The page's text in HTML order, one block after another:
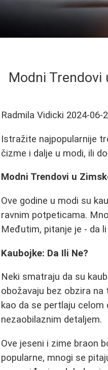
Modni Trendovi
Radmila Vidicki 2024-06-
Istražite najpopularnije
čizme i dalje u modi, ili
Modni Trendovi u
Ove godine u modi su
ravnim potpeticama.
Međutim, pitanje je - da
Kaubojke: Da Ili Ne?
Neki smatraju da su
obožavaju bez obzira
kao da se pertlaju celom
nezaobilaznim detaljem.
Ove jeseni i zime braon
popularne, mnogi se